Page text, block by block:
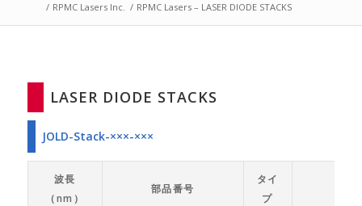
/ RPMC Lasers Inc. / RPMC Lasers – LASER DIODE STACKS
LASER DIODE STACKS
JOLD-Stack-×××-×××
波長
（nm）
部品番号
タイ
プ